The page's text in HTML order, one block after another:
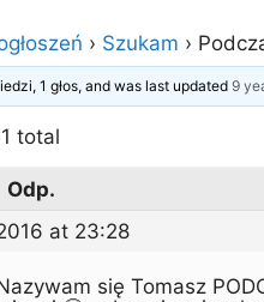
› Szukam ›
1 głos, and was last updated9
total
Odp.
at 23:28
się Tomasz